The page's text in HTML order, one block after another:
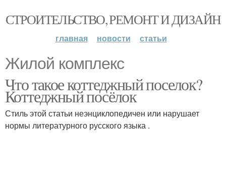
СТРОИТЕЛЬСТВО, РЕМОНТ И ДИЗАЙН
главная новости статьи
Жилой комплекс
Что такое коттеджный поселок?
Коттеджный посёлок
Стиль этой статьи неэнциклопедичен или нарушает
нормы литературного русского языка .